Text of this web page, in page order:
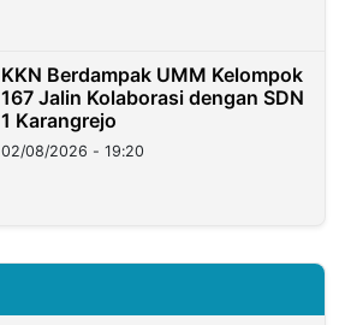
KKN Berdampak UMM Kelompok
167 Jalin Kolaborasi dengan SDN
1 Karangrejo
02/08/2026 - 19:20